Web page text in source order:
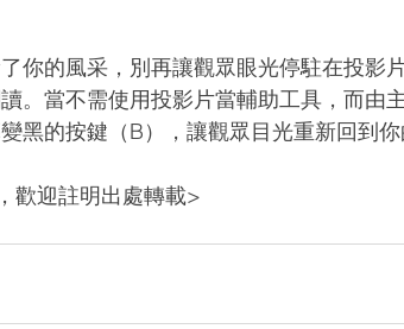
你的風采，別再讓觀眾眼光停駐在投影
。當不需使用投影片當輔助工具，而由
黑的按鍵（B），讓觀眾目光重新回到你
歡迎註明出處轉載>